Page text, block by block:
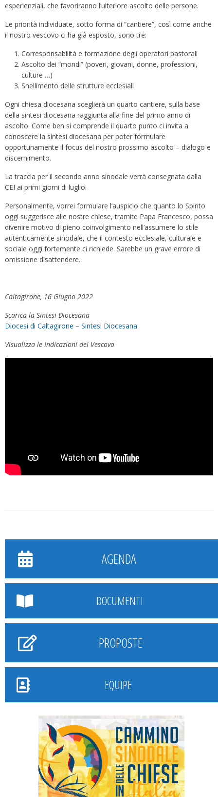
esperienziali, che favoriranno l’ulteriore ascolto delle persone.
Le priorità individuate, sotto forma di “cantiere”, così come anche
il nostro vescovo ci ha già esposto, sono tre:
Corresponsabilità e formazione degli operatori pastorali
Ascolto dei “mondi” (poveri, giovani, donne, professioni,
culture …)
Snellimento delle strutture ecclesiali
Ogni chiesa diocesana sceglierà un quarto cantiere, sulla base
della sintesi diocesana raggiunta alla fine del primo anno di
ascolto. Come ben si comprende il quarto punto ci invita a
conoscere la sintesi diocesana per poter formulare
opportunamente il focus del nostro prossimo ascolto – dialogo e
discernimento.
La traccia per il secondo anno sinodale verrà consegnata dalla
CEI ai primi giorni di luglio.
Personalmente, vorrei formulare l’auspicio che quanto lo Spirito
oggi suggerisce alle nostre chiese, tramite Papa Francesco, possa
divenire motivo di pieno coinvolgimento nell’assumere lo stile
autenticamente sinodale, che il contesto ecclesiale, culturale e
sociale oggi fortemente ci richiede. Sarebbe un grave errore di
omissione disattendere.
Caltagirone, 16 Giugno 2022
Scarica la Sintesi Diocesana
Diocesi di Caltagirone – Sintesi Diocesana
Visualizza le Indicazioni del Vescovo
AGENDA
DOCUMENTI
PROPOSTE
EQUIPE